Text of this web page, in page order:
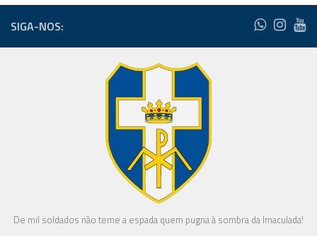
SIGA-NOS:
De mil soldados não teme a espada quem pugna à sombra da Imaculada!